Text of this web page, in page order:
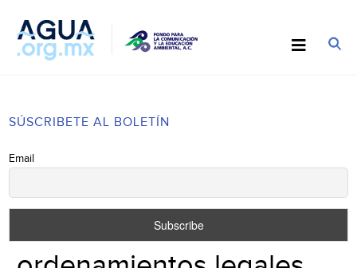
SÚSCRIBETE AL BOLETÍN
Email